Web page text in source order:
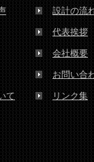
て
設計の流
代表挨拶
会社概要
お問い合
リンク集